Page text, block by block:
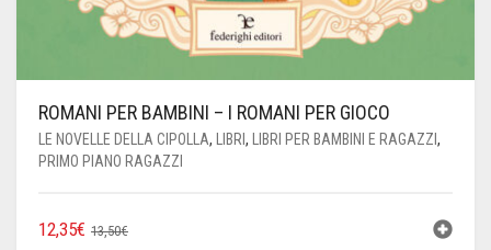
ROMANI PER BAMBINI – I ROMANI PER GIOCO
LE NOVELLE DELLA CIPOLLA, LIBRI, LIBRI PER BAMBINI E RAGAZZI,
PRIMO PIANO RAGAZZI
13,50€IL
12,35€
IL